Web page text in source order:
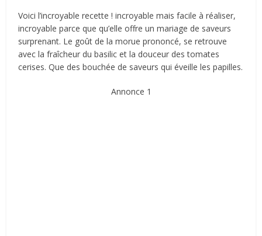
Voici l’incroyable recette ! incroyable mais facile à réaliser,
incroyable parce que qu’elle offre un mariage de saveurs
surprenant. Le goût de la morue prononcé, se retrouve
avec la fraîcheur du basilic et la douceur des tomates
cerises. Que des bouchée de saveurs qui éveille les papilles.
Annonce 1